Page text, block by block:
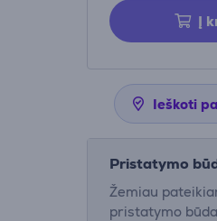
Į
Ieškoti
Pristatymo
Žemiau
pristatymo